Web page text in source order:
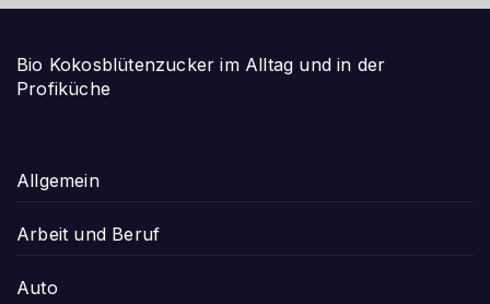
Bio Kokosblütenzucker im Alltag und in der
Profiküche
Allgemein
Arbeit und Beruf
Auto